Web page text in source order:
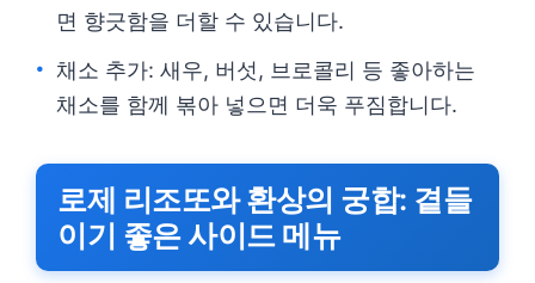
면 향긋함을 더할 수 있습니다.
채소 추가: 새우, 버섯, 브로콜리 등 좋아하는
채소를 함께 볶아 넣으면 더욱 푸짐합니다.
로제 리조또와 환상의 궁합: 곁들
이기 좋은 사이드 메뉴